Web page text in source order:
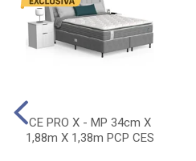
CE PRO X - MP 34cm X
1,88m X 1,38m PCP CES